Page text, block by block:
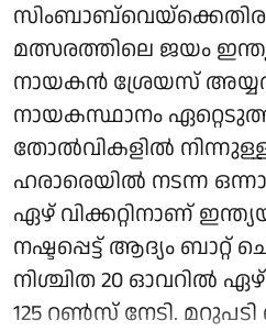
സിംബാബ്‌വെയ്ക്കെതിരായ
മത്സരത്തിലെ ജയം
നായകന്‍ ശ്രേയസ്
നായകസ്ഥാനം
തോല്‍വികളില്‍
ഹരാരെയില്‍ നടന്ന
ഏഴ് വിക്കറ്റിനാണ്
നഷ്ടപ്പെട്ട് ആദ്യം
നിശ്ചിത 20 ഓവറില്‍ ഏഴ്
125 റണ്‍സ് നേടി. മറുപടി